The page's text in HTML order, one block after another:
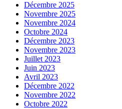
Décembre 2025
Novembre 2025
Novembre 2024
Octobre 2024
Décembre 2023
Novembre 2023
Juillet 2023
Juin 2023
Avril 2023
Décembre 2022
Novembre 2022
Octobre 2022